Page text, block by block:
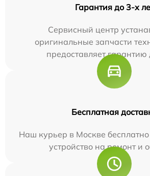
Гарантия до 3-х
Сервисный центр
оригинальные запчасти
предоставляет гарантию
Бесплатная
Наш курьер в Москве
устройство на ремонт и